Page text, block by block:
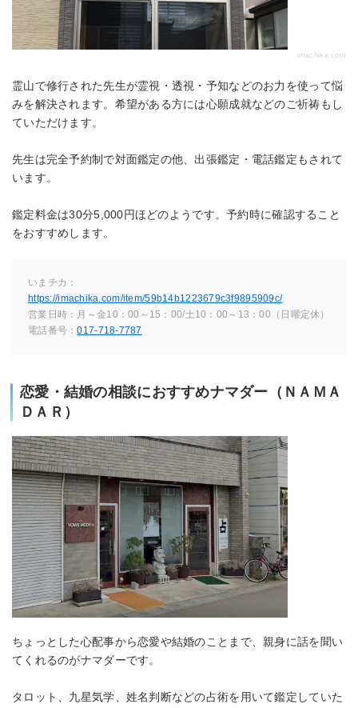
imachika.com
霊山で修行された先生が霊視・透視・予知などのお力を使って悩
みを解決されます。希望がある方には心願成就などのご祈祷もし
ていただけます。
先生は完全予約制で対面鑑定の他、出張鑑定・電話鑑定もされて
います。
鑑定料金は30分5,000円ほどのようです。予約時に確認すること
をおすすめします。
いまチカ：
https://imachika.com/item/59b14b1223679c3f9895909c/
営業日時：月～金10：00～15：00/土10：00～13：00（日曜定休）
電話番号：017-718-7787
恋愛・結婚の相談におすすめナマダー（ＮＡＭＡ
ＤＡＲ）
ちょっとした心配事から恋愛や結婚のことまで、親身に話を聞い
てくれるのがナマダーです。
タロット、九星気学、姓名判断などの占術を用いて鑑定していた